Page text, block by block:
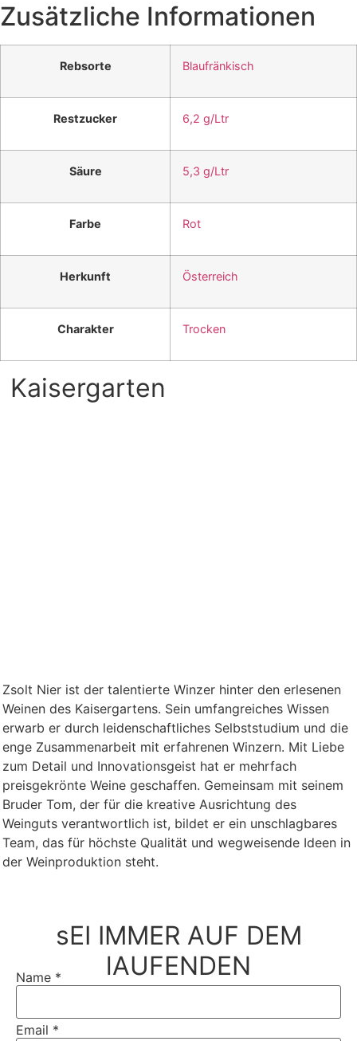
Zusätzliche Informationen
Rebsorte Blaufränkisch
Restzucker 6,2 g/Ltr
Säure 5,3 g/Ltr
Farbe Rot
Herkunft Österreich
Charakter Trocken
Kaisergarten
Zsolt Nier ist der talentierte Winzer hinter den erlesenen
Weinen des Kaisergartens. Sein umfangreiches Wissen
erwarb er durch leidenschaftliches Selbststudium und die
enge Zusammenarbeit mit erfahrenen Winzern. Mit Liebe
zum Detail und Innovationsgeist hat er mehrfach
preisgekrönte Weine geschaffen. Gemeinsam mit seinem
Bruder Tom, der für die kreative Ausrichtung des
Weinguts verantwortlich ist, bildet er ein unschlagbares
Team, das für höchste Qualität und wegweisende Ideen in
der Weinproduktion steht.
sEI IMMER AUF DEM
lAUFENDEN
Name *
Email *